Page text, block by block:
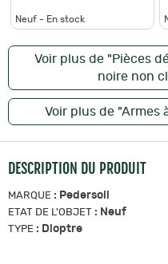
Neuf - En stock
Voir plus de "Pièces
noire non
Voir plus de "Armes
DESCRIPTION DU PRODUIT
MARQUE : Pedersoli
ETAT DE L'OBJET : Neuf
TYPE : Dioptre